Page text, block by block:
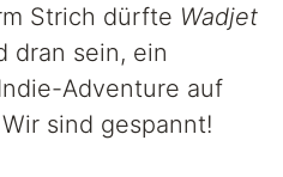
Strich dürfte Wadjet
dran sein, ein
Adventure auf
sind gespannt!